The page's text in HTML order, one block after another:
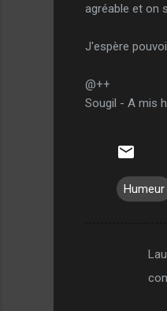
agréable et on
J'espère
@++
Sougil - A mis
Humeur